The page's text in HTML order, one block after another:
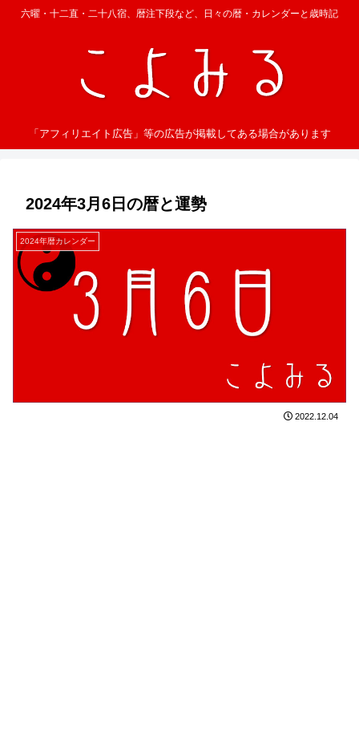
六曜・十二直・二十八宿、暦注下段など、日々の暦・カレンダーと歳時記
「アフィリエイト広告」等の広告が掲載してある場合があります
2024年3月6日の暦と運勢
2024年暦カレンダー
2022.12.04